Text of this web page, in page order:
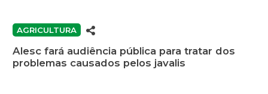
AGRICULTURA
Alesc fará audiência pública para tratar dos
problemas causados pelos javalis